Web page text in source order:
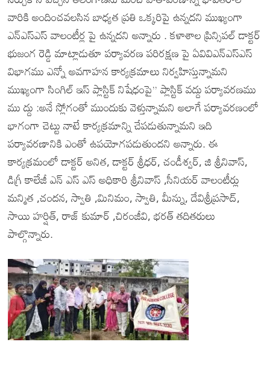
వారికి అందించవలసిన బాధ్యత ప్రతి ఒక్కరిపై ఉన్నదని ముఖ్యంగా
ఎన్ఎస్ఎస్ వాలంటీర్ల పై ఉన్నదని అన్నారు . కళాశాల ప్రిన్సిపల్ డాక్టర్
భుజంగ రెడ్డి మాట్లాడుతూ పర్యావరణ పరిరక్షణ పై ఏవివిఎన్ఎస్ఎస్
విభాగము ఎన్నో అవగాహన కార్యక్రమాలు నిర్వహిస్తున్నామని
ముఖ్యంగా సింగిల్ ఇస్ ప్లాస్టిక్ నిషేధంపై” ప్లాస్టిక్ వద్దు పర్యావరణము
ము ద్దు :అనే స్లోగంతో ముందుకు వెళ్తున్నామని అలాగే పర్యావరణంలో
భాగంగా చెట్టు నాటే కార్యక్రమాన్ని చేపడుతున్నామని ఇది
పర్యావరణానికి ఎంతో ఉపయోగపడుతుందని అన్నారు. ఈ
కార్యక్రమంలో డాక్టర్ అనిత, డాక్టర్ శ్రీధర్, చండీశ్వర్, జి శ్రీనివాస్,
డిగ్రీ కాలేజీ ఎన్ ఎస్ ఎస్ అధికారి శ్రీనివాస్ ,సీనియర్ వాలంటీర్లు
మన్మిత ,చందన, స్వాతి ,మినిమం, స్వాతి, మీన్ను, దేవిశ్రీప్రసాద్,
సాయి హర్షిత్, రాజ్ కుమార్ ,చిరంజీవి, భరత్ తదితరులు
పాల్గొన్నారు.